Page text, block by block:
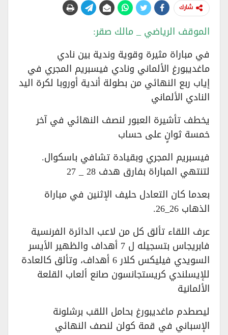
شارك
الموقف الرياضي _ مالك صقر:
في مباراة مثيرة وقوية وندية بين نادي
ماغديبورغ الألماني ونادي فيسبريم المجري في
إياب ربع النهائي من بطولة أندية أوروبا لكرة اليد
النادي الألماني
يخطف تأشيرة العبور لنصف النهائي في آخر
خمسة ثوانٍ على حساب
فيسبريم المجري وبقيادة تشافي باسكوال.
لتنتهي المباراة بفارق هدف 28 _ 27
بعدما كان التعادل حليف الإثنين في مباراة
الذهاب 26_26.
عرف اللقاء تألق كل من لاعب الدائرة الفرنسية
فابريجاس بتسجيله ل 7 أهداف والظهير الأيسر
السويدي فيليكس كلار 6 أهداف، وتألق كالعادة
للإيسلندي كريستجانسون صانع ألعاب القلعة
الألمانية
ليصطدم ماغديبورغ بحامل اللقب برشلونة
الإسباني في قمة كولن لنصف النهائي